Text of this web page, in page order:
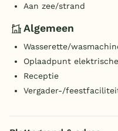
Aan zee/strand
Algemeen
Wasserette/
Oplaadpunt
Receptie
Vergader-/